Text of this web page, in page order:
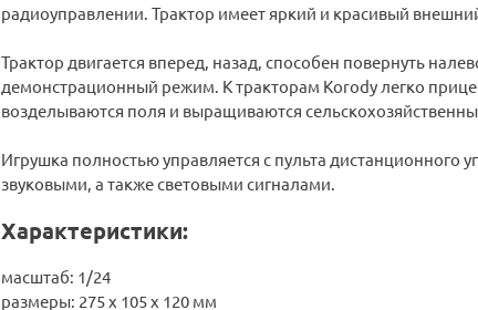
радиоуправлении. Трактор имеет яркий и красивый
Трактор двигается вперед, назад, способен повернуть
демонстрационный режим. К тракторам Korody легко
возделываются поля и выращиваются
Игрушка полностью управляется с пульта дистанционного
звуковыми, а также световыми сигналами.
Характеристики:
масштаб: 1/24
размеры: 275 х 105 х 120 мм